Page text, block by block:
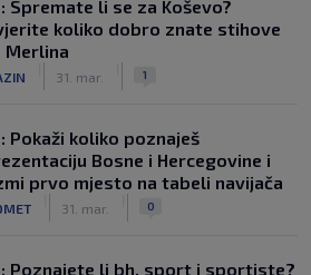
Spremate li se za Koševo?
koliko dobro znate stihove
Merlina
31. mar. 1
Pokaži koliko poznaješ
Bosne i Hercegovine i
prvo mjesto na tabeli navijača
31. mar. 0
Poznajete li bh. sport i sportiste?